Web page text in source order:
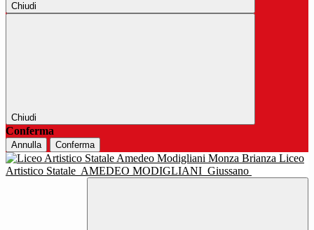
Chiudi
Chiudi
Conferma
Annulla Conferma
Liceo
Artistico Statale AMEDEO MODIGLIANI Giussano